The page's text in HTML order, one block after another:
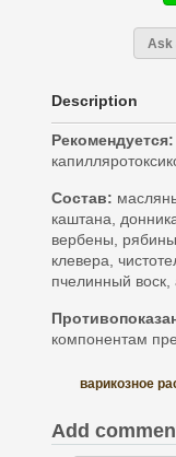
Ask
Description
Рекомендуется:
Состав:
каштана,
вербены,
клевера,
пчелинный
компонентам
варикозное
Add